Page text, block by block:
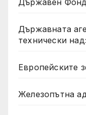
Държавната
технически
Европейските
Железопътна